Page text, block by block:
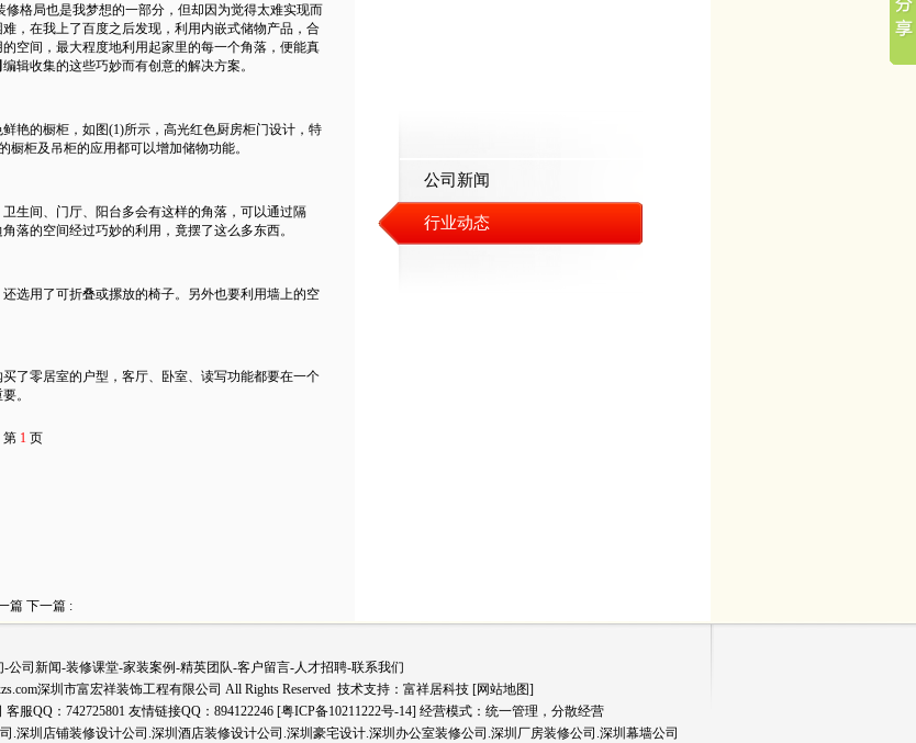
修格局也是我梦想的一部分，但却因为觉得太难实现而
，在我上了百度之后发现，利用内嵌式储物产品，合
空间，最大程度地利用起家里的每一个角落，便能真
编辑收集的这些巧妙而有创意的解决方案。
的橱柜，如图(1)所示，高光红色厨房柜门设计，特
柜及吊柜的应用都可以增加储物功能。
间、门厅、阳台多会有这样的角落，可以通过隔
落的空间经过巧妙的利用，竟摆了这么多东西。
用了可折叠或摞放的椅子。另外也要利用墙上的空
零居室的户型，客厅、卧室、读写功能都要在一个
。
第 1页
篇 下一篇 :
公司新闻
行业动态
-公司新闻-装修课堂-家装案例-精英团队-客户留言-人才招聘-联系我们
深圳市富宏祥装饰工程有限公司 All Rights Reserved 技术支持：富祥居科技 [网站地图]
服QQ：742725801 友情链接QQ：894122246 [粤ICP备10211222号-14] 经营模式：统一管理，分散经营
.深圳店铺装修设计公司.深圳酒店装修设计公司.深圳豪宅设计.深圳办公室装修公司.深圳厂房装修公司 .深圳幕墙公司